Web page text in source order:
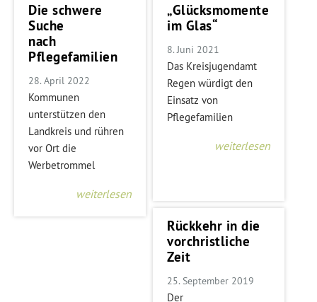
Die schwere
Suche
nach
Pflegefamilien
28. April 2022
Kommunen
unterstützen den
Landkreis und rühren
vor Ort die
Werbetrommel
weiterlesen
„Glücksmomente
im Glas“
8. Juni 2021
Das Kreisjugendamt
Regen würdigt den
Einsatz von
Pflegefamilien
weiterlesen
Rückkehr in die
vorchristliche
Zeit
25. September 2019
Der